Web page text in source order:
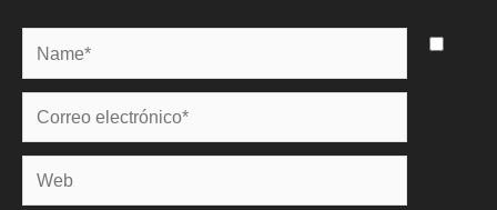
Name*
Correo
electrónico*
Web